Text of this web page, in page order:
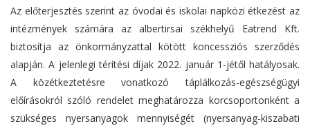
Az előterjesztés szerint az óvodai és iskolai napközi étkezést az
intézmények számára az albertirsai székhelyű Eatrend Kft.
biztosítja az önkormányzattal kötött koncessziós szerződés
alapján. A jelenlegi térítési díjak 2022. január 1-jétől hatályosak.
A közétkeztetésre vonatkozó táplálkozás-egészségügyi
előírásokról szóló rendelet meghatározza korcsoportonként a
szükséges nyersanyagok mennyiségét (nyersanyag-kiszabati